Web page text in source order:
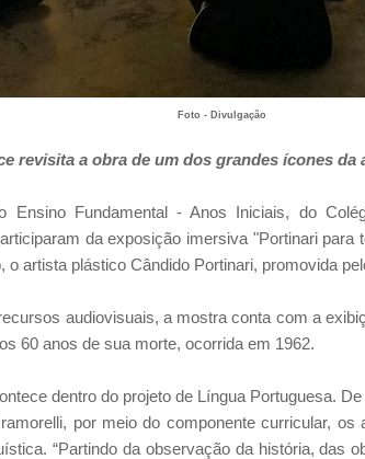
Foto - Divulgação
revisita a obra de um dos grandes ícones
Ensino Fundamental - Anos Iniciais, do
da exposição imersiva "Portinari
o artista plástico Cândido Portinari, promovida
audiovisuais, a mostra conta com a
60 anos de sua morte, ocorrida em 1962.
dentro do projeto de Língua Portuguesa.
por meio do componente curricular,
“Partindo da observação da história, das